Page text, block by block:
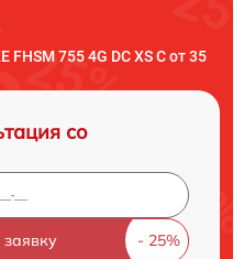
FHSM 755 4G DC XS C от 35
со
заявку